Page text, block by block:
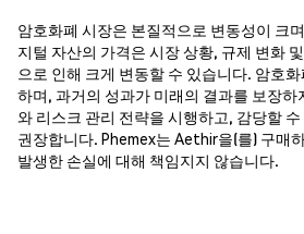
암호화폐 시장은 본질적으로 변동성이 크
지털 자산의 가격은 시장 상황, 규제 변화
으로 인해 크게 변동할 수 있습니다. 암호
하며, 과거의 성과가 미래의 결과를 보장하
와 리스크 관리 전략을 시행하고, 감당할
권장합니다. Phemex는 Aethir을(를) 구매
발생한 손실에 대해 책임지지 않습니다.